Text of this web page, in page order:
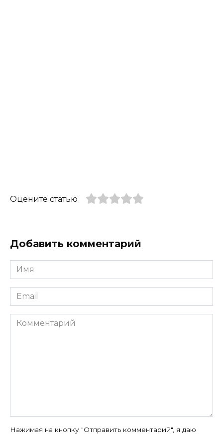
Оцените статью
Добавить комментарий
Имя
*
Email
*
Комментарий
Нажимая на кнопку "Отправить комментарий", я даю